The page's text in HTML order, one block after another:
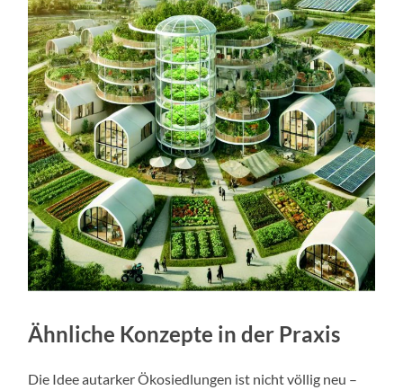
Ähnliche Konzepte in der Praxis
Die Idee autarker Ökosiedlungen ist nicht völlig neu –